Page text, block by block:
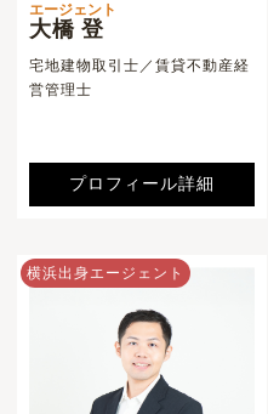
エージェント
大橋 登
宅地建物取引士／賃貸不動産経
営管理士
プロフィール詳細
横浜出身エージェント